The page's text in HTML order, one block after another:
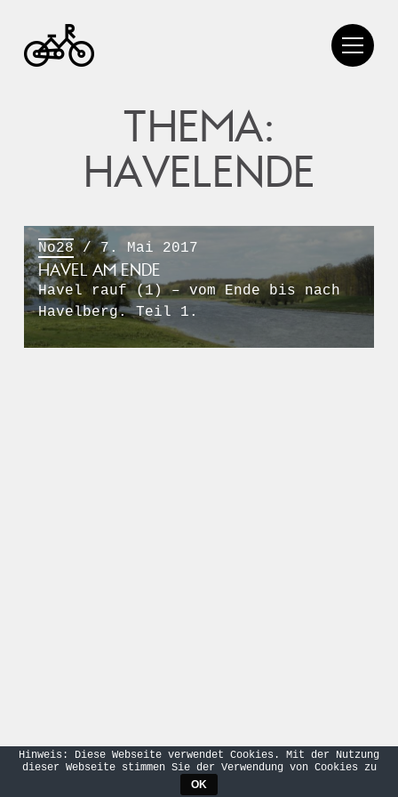
THEMA:
HAVELENDE
No28/ 7. Mai 2017
HAVEL AM ENDE
Havel rauf (1) – vom Ende bis nach
Havelberg. Teil 1.
Hinweis: Diese Webseite verwendet Cookies. Mit der Nutzung
dieser Webseite stimmen Sie der Verwendung von Cookies zu
OK